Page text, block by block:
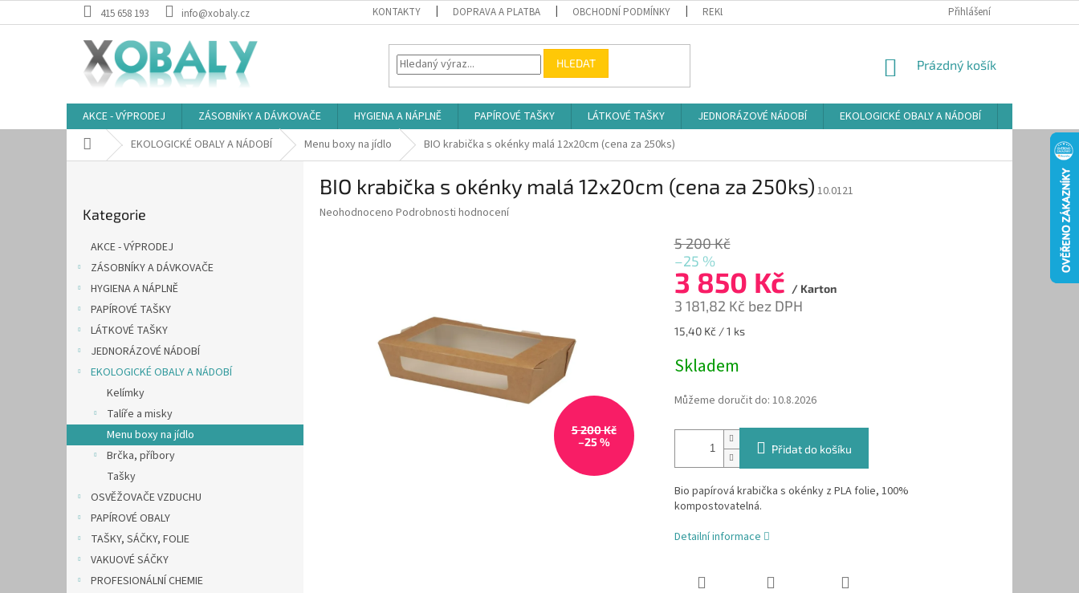
na
415 658 193 info@xobaly.cz KONTAKTY DOPRAVA A PLATBA OBCHODNÍ PODMÍNKY REKLAMAČNÍ ŘÁD ZÁSADY POUŽÍVÁNÍ SOUBORŮ COOKIES
Přihlášení
HLEDAT
NÁKUPNÍ
Prázdný košík
AKCE - VÝPRODEJ ZÁSOBNÍKY A DÁVKOVAČE HYGIENA A NÁPLNĚ PAPÍROVÉ TAŠKY LÁTKOVÉ TAŠKY JEDNORÁZOVÉ NÁDOBÍ EKOLOGICKÉ OBALY A NÁDOBÍ
Domů EKOLOGICKÉ OBALY A NÁDOBÍ Menu boxy na jídlo BIO krabička s okénky malá 12x20cm (cena za 250ks)
kategorie
Kategorie
AKCE - VÝPRODEJ
ZÁSOBNÍKY A DÁVKOVAČE
HYGIENA A NÁPLNĚ
PAPÍROVÉ TAŠKY
LÁTKOVÉ TAŠKY
JEDNORÁZOVÉ NÁDOBÍ
EKOLOGICKÉ OBALY A NÁDOBÍ
Kelímky
Talíře a misky
Menu boxy na jídlo
Brčka, příbory
Tašky
OSVĚŽOVAČE VZDUCHU
PAPÍROVÉ OBALY
TAŠKY, SÁČKY, FOLIE
VAKUOVÉ SÁČKY
PROFESIONÁLNÍ CHEMIE
BIO krabička s okénky malá 12x20cm (cena za 250ks) 10.0121
Průměrné
Neohodnoceno Podrobnosti hodnocení
5 200 Kč
–25 %
5 200 Kč
–25 %
3 850 Kč / Karton
3 181,82 Kč bez DPH
Měrná
15,40 Kč / 1 ks
Skladem
Můžeme doručit do: 10.8.2026
Přidat do košíku
Bio papírová krabička s okénky z PLA folie, 100%
kompostovatelná.
Detailní informace